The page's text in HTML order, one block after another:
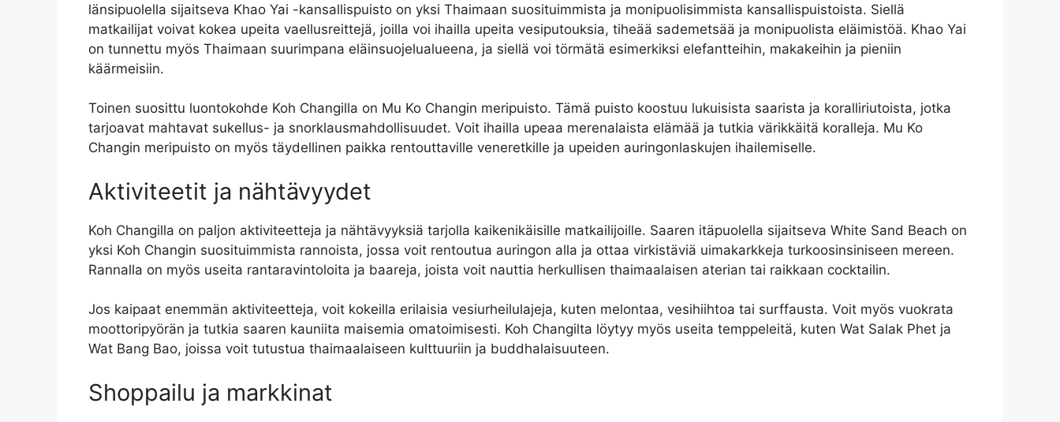
länsipuolella sijaitseva Khao Yai -kansallispuisto on yksi Thaimaan suosituimmista ja monipuolisimmista kansallispuistoista. Siellä
matkailijat voivat kokea upeita vaellusreittejä, joilla voi ihailla upeita vesiputouksia, tiheää sademetsää ja monipuolista eläimistöä. Khao Yai
on tunnettu myös Thaimaan suurimpana eläinsuojelualueena, ja siellä voi törmätä esimerkiksi elefantteihin, makakeihin ja pieniin
käärmeisiin.
Toinen suosittu luontokohde Koh Changilla on Mu Ko Changin meripuisto. Tämä puisto koostuu lukuisista saarista ja koralliriutoista, jotka
tarjoavat mahtavat sukellus- ja snorklausmahdollisuudet. Voit ihailla upeaa merenalaista elämää ja tutkia värikkäitä koralleja. Mu Ko
Changin meripuisto on myös täydellinen paikka rentouttaville veneretkille ja upeiden auringonlaskujen ihailemiselle.
Aktiviteetit ja nähtävyydet
Koh Changilla on paljon aktiviteetteja ja nähtävyyksiä tarjolla kaikenikäisille matkailijoille. Saaren itäpuolella sijaitseva White Sand Beach on
yksi Koh Changin suosituimmista rannoista, jossa voit rentoutua auringon alla ja ottaa virkistäviä uimakarkkeja turkoosinsiniseen mereen.
Rannalla on myös useita rantaravintoloita ja baareja, joista voit nauttia herkullisen thaimaalaisen aterian tai raikkaan cocktailin.
Jos kaipaat enemmän aktiviteetteja, voit kokeilla erilaisia vesiurheilulajeja, kuten melontaa, vesihiihtoa tai surffausta. Voit myös vuokrata
moottoripyörän ja tutkia saaren kauniita maisemia omatoimisesti. Koh Changilta löytyy myös useita temppeleitä, kuten Wat Salak Phet ja
Wat Bang Bao, joissa voit tutustua thaimaalaiseen kulttuuriin ja buddhalaisuuteen.
Shoppailu ja markkinat